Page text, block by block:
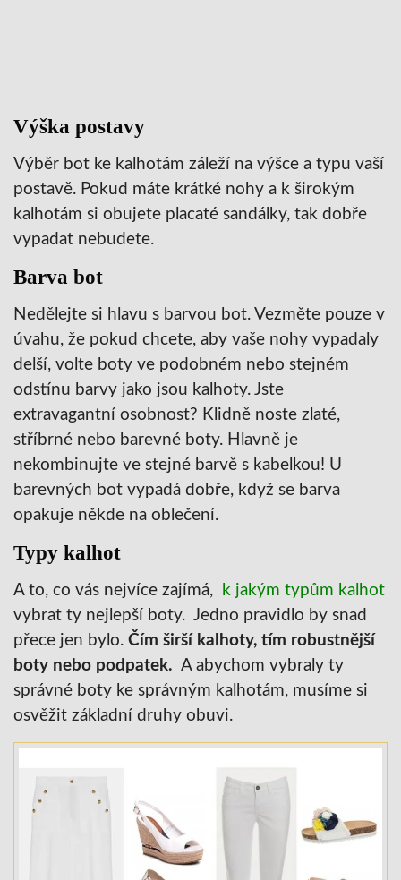
Výška postavy
Výběr bot ke kalhotám záleží na výšce a typu vaší
postavě. Pokud máte krátké nohy a k širokým
kalhotám si obujete placaté sandálky, tak dobře
vypadat nebudete.
Barva bot
Nedělejte si hlavu s barvou bot. Vezměte pouze v
úvahu, že pokud chcete, aby vaše nohy vypadaly
delší, volte boty ve podobném nebo stejném
odstínu barvy jako jsou kalhoty. Jste
extravagantní osobnost? Klidně noste zlaté,
stříbrné nebo barevné boty. Hlavně je
nekombinujte ve stejné barvě s kabelkou! U
barevných bot vypadá dobře, když se barva
opakuje někde na oblečení.
Typy kalhot
A to, co vás nejvíce zajímá,
k jakým typům kalhot
vybrat ty nejlepší boty. Jedno pravidlo by snad
přece jen bylo. Čím širší kalhoty, tím robustnější
boty nebo podpatek. A abychom vybraly ty
správné boty ke správným kalhotám, musíme si
osvěžit základní druhy obuvi.